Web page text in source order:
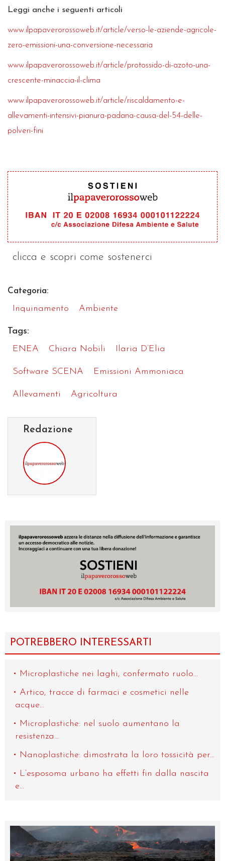
Leggi anche i seguenti articoli
www.ilpapaverorossoweb.it/article/verso-le-aziende-agricole-
zero-emissioni-una-conversione-necessaria
www.ilpapaverorossoweb.it/article/protossido-di-azoto-una-
crescente-minaccia-il-clima
www.ilpapaverorossoweb.it/article/riscaldamento-e-
allevamenti-intensivi-pianura-padana-causa-del-54-delle-
polveri-fini
clicca e scopri come sostenerci
Categoria:
Inquinamento Ambiente
Tags:
ENEA
Chiara Nobili Ilaria D’Elia
Software SCENA Emissioni Ammoniaca
Allevamenti Agricoltura
Redazione
POTREBBERO INTERESSARTI
Microplastiche nei laghi, confermato ruolo...
Artico, tracce di farmaci e cosmetici nelle
acque...
Microplastiche: nel suolo aumentano la
resistenza...
Nanoplastiche: dimostrata la loro tossicità per...
L’esposoma urbano ha effetti fin dalla nascita
e...